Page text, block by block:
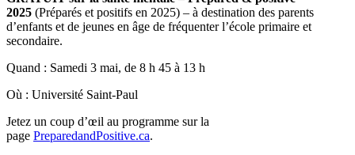
2025 (Préparés et positifs en 2025) – à destination des parents
d’enfants et de jeunes en âge de fréquenter l’école primaire et
secondaire.
Quand : Samedi 3 mai, de 8 h 45 à 13 h
Où : Université Saint-Paul
Jetez un coup d’œil au programme sur la
page PreparedandPositive.ca.